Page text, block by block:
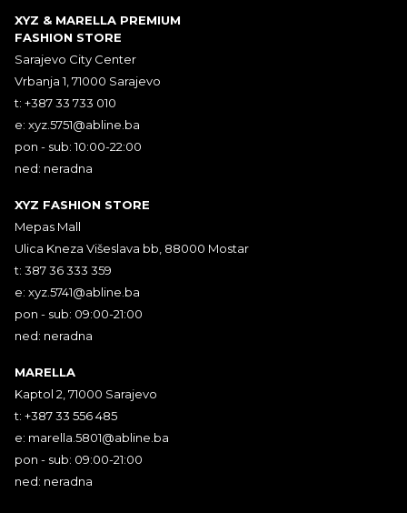
XYZ & MARELLA PREMIUM
FASHION STORE
Sarajevo City Center
Vrbanja 1, 71000 Sarajevo
t: +387 33 733 010
e: xyz.5751@abline.ba
pon - sub: 10:00-22:00
ned: neradna
XYZ FASHION STORE
Mepas Mall
Ulica Kneza Višeslava bb, 88000 Mostar
t: 387 36 333 359
e: xyz.5741@abline.ba
pon - sub: 09:00-21:00
ned: neradna
MARELLA
Kaptol 2, 71000 Sarajevo
t: +387 33 556 485
e: marella.5801@abline.ba
pon - sub: 09:00-21:00
ned: neradna